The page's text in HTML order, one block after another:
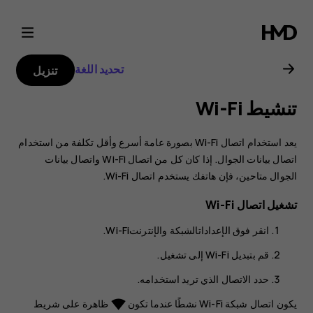
دليل
مستخدم
هاتف
Nokia
6.2
تحديد اللغة تنزيل
تنشيط Wi-Fi
يعد استخدام اتصال Wi-Fi بصورة عامة أسرع وأقل تكلفة من استخدام
اتصال بيانات الجوال. إذا كان كل من اتصال Wi-Fi واتصال بيانات
الجوال متاحين، فإن هاتفك يستخدم اتصال Wi-Fi.
تشغيل اتصال Wi-Fi
انقر فوق الإعداداتالشبكة والإنترنتWi-Fi‬
.
قم بتبديل Wi-Fi إلى
تشغيل.
حدد الاتصال الذي تريد استخدامه.
يكون اتصال شبكة Wi-Fi نشطًا عندما تكون
network_wifi ظاهرة على شريط